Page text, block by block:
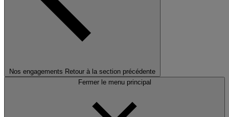
Nos engagements Retour à la section précédente
Fermer le menu principal